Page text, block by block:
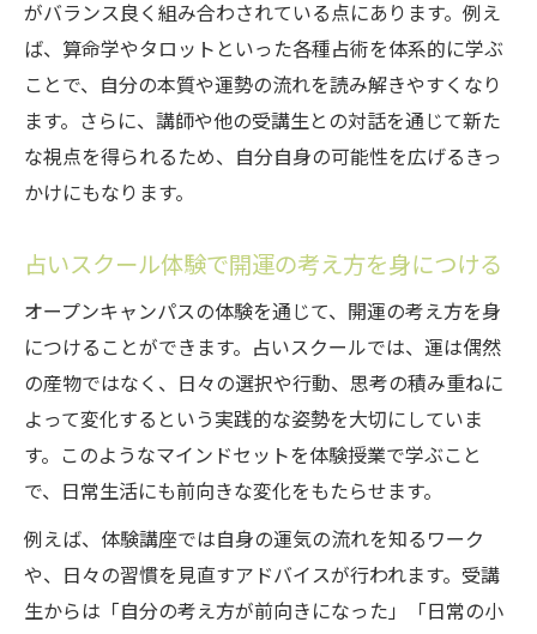
がバランス良く組み合わされている点にあります。例え
ば、算命学やタロットといった各種占術を体系的に学ぶ
ことで、自分の本質や運勢の流れを読み解きやすくなり
ます。さらに、講師や他の受講生との対話を通じて新た
な視点を得られるため、自分自身の可能性を広げるきっ
かけにもなります。
占いスクール体験で開運の考え方を身につける
オープンキャンパスの体験を通じて、開運の考え方を身
につけることができます。占いスクールでは、運は偶然
の産物ではなく、日々の選択や行動、思考の積み重ねに
よって変化するという実践的な姿勢を大切にしていま
す。このようなマインドセットを体験授業で学ぶこと
で、日常生活にも前向きな変化をもたらせます。
例えば、体験講座では自身の運気の流れを知るワーク
や、日々の習慣を見直すアドバイスが行われます。受講
生からは「自分の考え方が前向きになった」「日常の小